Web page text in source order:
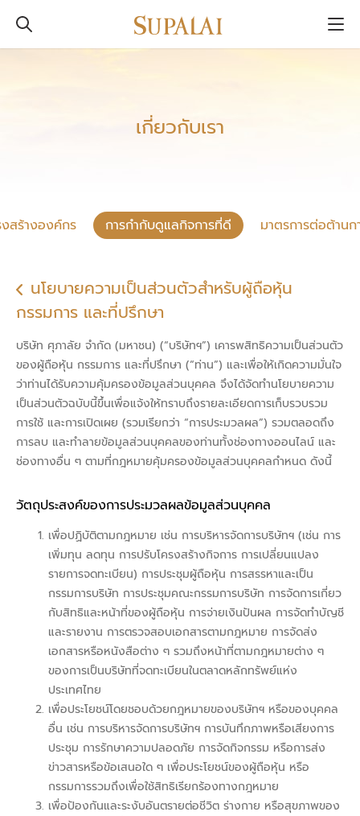
เกี่ยวกับเรา
งสร้างองค์กร การกำกับดูแลกิจการที่ดี มาตรการต่อต้าน
นโยบายความเป็นส่วนตัวสำหรับผู้ถือหุ้น
กรรมการ และที่ปรึกษา
บริษัท ศุภาลัย จำกัด (มหาชน) (“บริษัทฯ”) เคารพสิทธิความเป็นส่วนตัว
ของผู้ถือหุ้น กรรมการ และที่ปรึกษา (“ท่าน”) และเพื่อให้เกิดความมั่นใจ
ว่าท่านได้รับความคุ้มครองข้อมูลส่วนบุคคล จึงได้จัดทำนโยบายความ
เป็นส่วนตัวฉบับนี้ขึ้นเพื่อแจ้งให้ทราบถึงรายละเอียดการเก็บรวบรวม
การใช้ และการเปิดเผย (รวมเรียกว่า “การประมวลผล”) รวมตลอดถึง
การลบ และทำลายข้อมูลส่วนบุคคลของท่านทั้งช่องทางออนไลน์ และ
ช่องทางอื่น ๆ ตามที่กฎหมายคุ้มครองข้อมูลส่วนบุคคลกำหนด ดังนี้
วัตถุประสงค์ของการประมวลผลข้อมูลส่วนบุคคล
เพื่อปฏิบัติตามกฎหมาย เช่น การบริหารจัดการบริษัทฯ (เช่น การ
เพิ่มทุน ลดทุน การปรับโครงสร้างกิจการ การเปลี่ยนแปลง
รายการจดทะเบียน) การประชุมผู้ถือหุ้น การสรรหาและเป็น
กรรมการบริษัท การประชุมคณะกรรมการบริษัท การจัดการเกี่ยว
กับสิทธิและหน้าที่ของผู้ถือหุ้น การจ่ายเงินปันผล การจัดทำบัญชี
และรายงาน การตรวจสอบเอกสารตามกฎหมาย การจัดส่ง
เอกสารหรือหนังสือต่าง ๆ รวมถึงหน้าที่ตามกฎหมายต่าง ๆ
ของการเป็นบริษัทที่จดทะเบียนในตลาดหลักทรัพย์แห่ง
ประเทศไทย
เพื่อประโยชน์โดยชอบด้วยกฎหมายของบริษัทฯ หรือของบุคคล
อื่น เช่น การบริหารจัดการบริษัทฯ การบันทึกภาพหรือเสียงการ
ประชุม การรักษาความปลอดภัย การจัดกิจกรรม หรือการส่ง
ข่าวสารหรือข้อเสนอใด ๆ เพื่อประโยชน์ของผู้ถือหุ้น หรือ
กรรมการรวมถึงเพื่อใช้สิทธิเรียกร้องทางกฎหมาย
เพื่อป้องกันและระงับอันตรายต่อชีวิต ร่างกาย หรือสุขภาพของ